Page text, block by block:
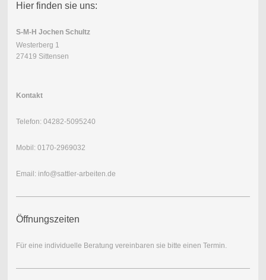
Hier finden sie uns:
S-M-H Jochen Schultz
Westerberg 1
27419 Sittensen
Kontakt
Telefon: 04282-5095240
Mobil: 0170-2969032
Email: info@sattler-arbeiten.de
Öffnungszeiten
Für eine individuelle Beratung vereinbaren sie bitte einen Termin.